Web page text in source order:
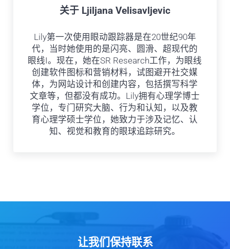
关于 Ljiljana Velisavljevic
Lily第一次使用眼动跟踪器是在20世纪90年
代，当时她使用的是闪亮、圆滑、超现代的
眼线I。现在，她在SR Research工作，为眼线
创建软件图标和营销材料，试图避开社交媒
体，为网站设计和创建内容，包括撰写科学
文章等，但都没有成功。Lily拥有心理学博士
学位，专门研究大脑、行为和认知，以及教
育心理学硕士学位，她致力于涉及记忆、认
知、视觉和教育的眼球追踪研究。
让我们保持联系